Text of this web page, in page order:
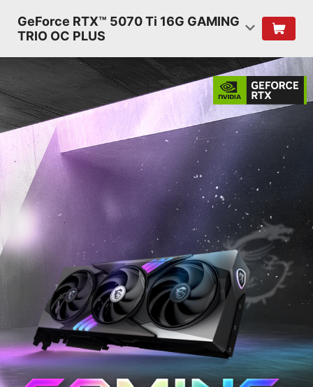
GeForce RTX™ 5070 Ti 16G GAMING
TRIO OC PLUS